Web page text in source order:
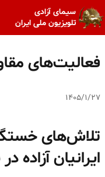
سیمای آزادی
تلویزیون ملی ایران
فعالیت‌های
۱۴۰۵/۱/۲۷
تلاش‌های
ایرانیان آزاده